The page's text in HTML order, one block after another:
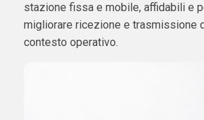
stazione fissa e mobile, affidabili e
migliorare ricezione e trasmissione
contesto operativo.